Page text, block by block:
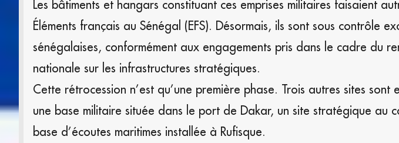
Les bâtiments et hangars constituant ces emprises militaires faisaient
Éléments français au Sénégal (EFS). Désormais, ils sont sous contrôle
sénégalaises, conformément aux engagements pris dans le cadre du
nationale sur les infrastructures stratégiques.
Cette rétrocession n’est qu’une première phase. Trois autres sites
une base militaire située dans le port de Dakar, un site stratégique
base d’écoutes maritimes installée à Rufisque.